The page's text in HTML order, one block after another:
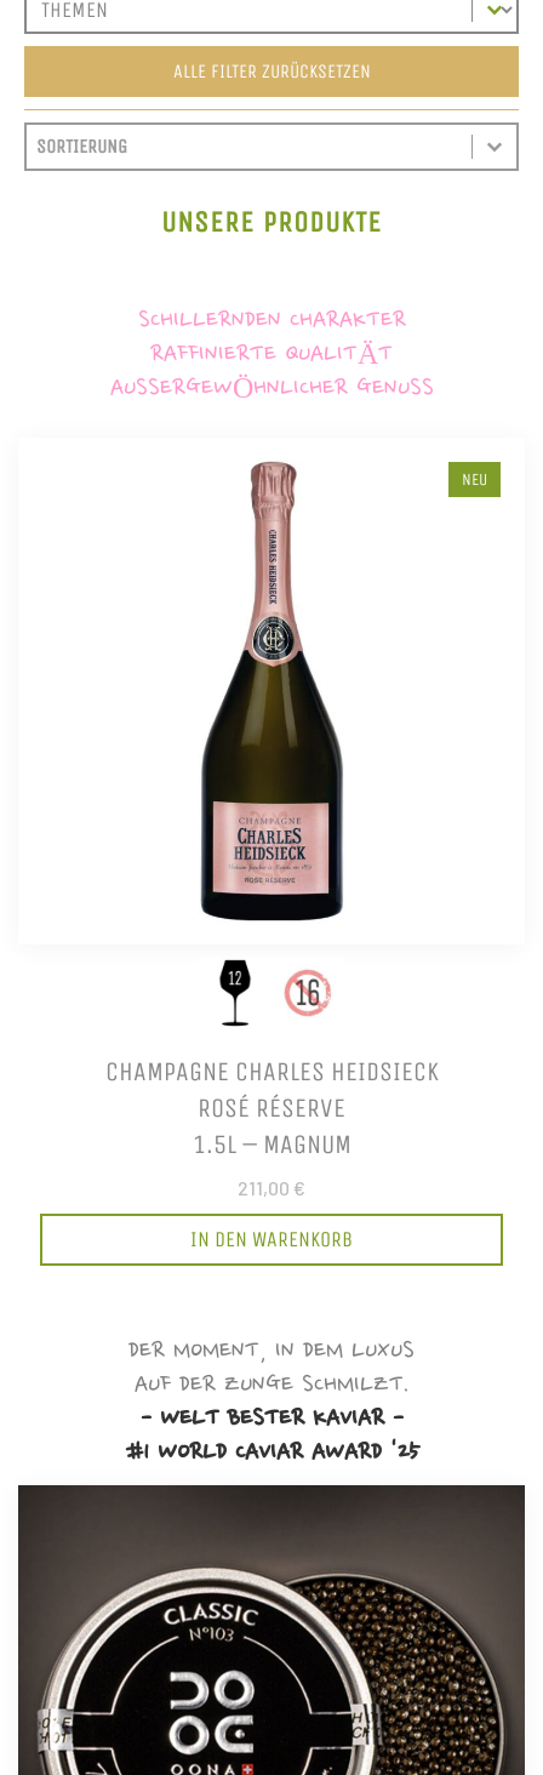
ALLE FILTER ZURÜCKSETZEN
SORTIEREN
SORT CONTENT
SORT CONTENT
UNSERE PRODUKTE
SCHILLERNDEN CHARAKTER
RAFFINIERTE QUALITÄT
AUSSERGEWÖHNLICHER GENUSS
NEU
CHAMPAGNE CHARLES HEIDSIECK
ROSÉ RÉSERVE
1.5L – MAGNUM
211,00 €
IN DEN WARENKORB
DER MOMENT, IN DEM LUXUS
AUF DER ZUNGE SCHMILZT.
- WELT BESTER KAVIAR -
#1 WORLD CAVIAR AWARD '25